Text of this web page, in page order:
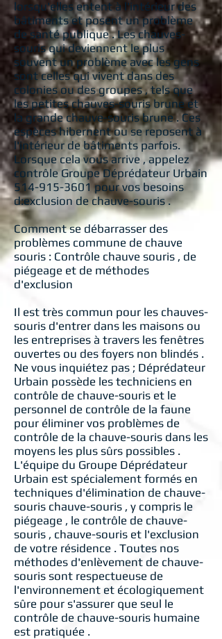
lorsqu'elles entent à l'intérieur des
bâtiments et posent un problème
de santé publique . Les chauves-
souris qui deviennent le plus
souvent un problème avec les gens
sont celles qui vivent dans des
colonies ou des groupes , tels que
les petites chauves-souris brune et
la grande chauve-souris brune . Ces
espèces hibernent ou se reposent à
l'intérieur de bâtiments parfois.
Lorsque cela vous arrive , appelez
contrôle Groupe Déprédateur Urbain
514-915-3601pour vos besoins
d:exclusion de chauve-souris .
Comment se débarrasser des
problèmes commune de chauve
souris : Contrôle chauve souris , de
piégeage et de méthodes
d'exclusion
Il est très commun pour les chauves-
souris d'entrer dans les maisons ou
les entreprises à travers les fenêtres
ouvertes ou des foyers non blindés .
Ne vous inquiétez pas ; Déprédateur
Urbain possède les techniciens en
contrôle de chauve-souris et le
personnel de contrôle de la faune
pour éliminer vos problèmes de
contrôle de la chauve-souris dans les
moyens les plus sûrs possibles .
L'équipe du Groupe Déprédateur
Urbain est spécialement formés en
techniques d'élimination de chauve-
souris chauve-souris , y compris le
piégeage , le contrôle de chauve-
souris , chauve-souris et l'exclusion
de votre résidence . Toutes nos
méthodes d'enlèvement de chauve-
souris sont respectueuse de
l'environnement et écologiquement
sûre pour s'assurer que seul le
contrôle de chauve-souris humaine
est pratiquée .